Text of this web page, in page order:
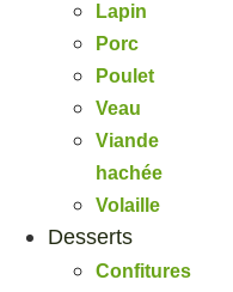
Lapin
Porc
Poulet
Veau
Viande
hachée
Volaille
Desserts
Confitures